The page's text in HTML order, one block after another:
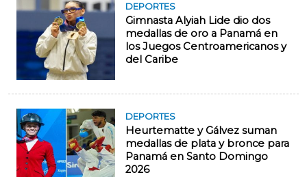
DEPORTES
Gimnasta Alyiah Lide dio dos
medallas de oro a Panamá en
los Juegos Centroamericanos y
del Caribe
DEPORTES
Heurtematte y Gálvez suman
medallas de plata y bronce para
Panamá en Santo Domingo
2026